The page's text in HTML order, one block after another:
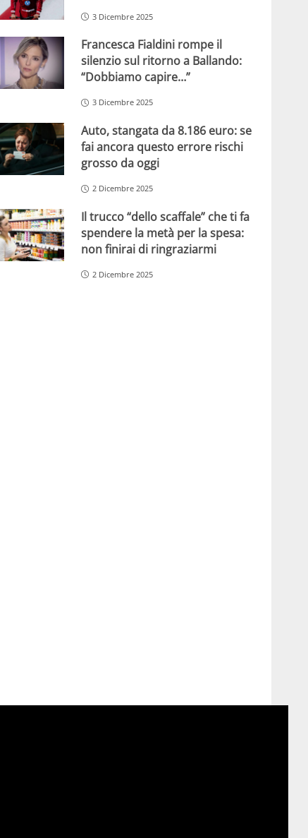
3 Dicembre 2025
Francesca Fialdini rompe il
silenzio sul ritorno a Ballando:
“Dobbiamo capire…”
3 Dicembre 2025
Auto, stangata da 8.186 euro: se
fai ancora questo errore rischi
grosso da oggi
2 Dicembre 2025
Il trucco “dello scaffale” che ti fa
spendere la metà per la spesa:
non finirai di ringraziarmi
2 Dicembre 2025